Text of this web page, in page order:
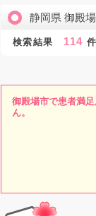
静岡県 御殿
検索結果 114 件
御殿場市で患者満
ん。